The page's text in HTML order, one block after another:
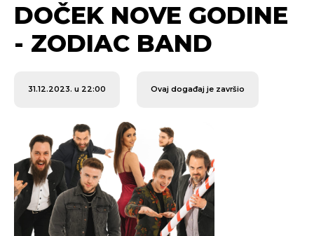
DOČEK NOVE GODINE
- ZODIAC BAND
31.12.2023. u 22:00 Ovaj događaj je završio